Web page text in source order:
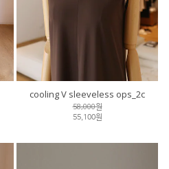
cooling V sleeveless ops_2c
58,000원
55,100원